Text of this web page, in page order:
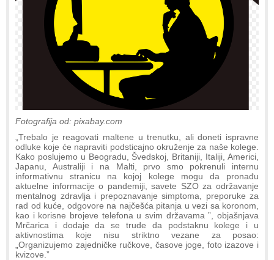
Fotografija od: pixabay.com
„Trebalo je reagovati maltene u trenutku, ali doneti ispravne
odluke koje će napraviti podsticajno okruženje za naše kolege.
Kako poslujemo u Beogradu, Švedskoj, Britaniji, Italiji, Americi,
Japanu, Australiji i na Malti, prvo smo pokrenuli internu
informativnu stranicu na kojoj kolege mogu da pronađu
aktuelne informacije o pandemiji, savete SZO za održavanje
mentalnog zdravlja i prepoznavanje simptoma, preporuke za
rad od kuće, odgovore na najčešća pitanja u vezi sa koronom,
kao i korisne brojeve telefona u svim državama ”, objašnjava
Mrčarica i dodaje da se trude da podstaknu kolege i u
aktivnostima koje nisu striktno vezane za posao:
„Organizujemo zajedničke ručkove, časove joge, foto izazove i
kvizove.”